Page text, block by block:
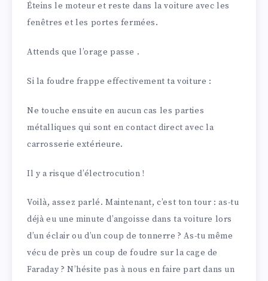
Éteins le moteur et reste dans la voiture avec les
fenêtres et les portes fermées.
Attends que l’orage passe .
Si la foudre frappe effectivement ta voiture :
Ne touche ensuite en aucun cas les parties
métalliques qui sont en contact direct avec la
carrosserie extérieure.
Il y a risque d’électrocution !
Voilà, assez parlé. Maintenant, c’est ton tour : as-tu
déjà eu une minute d’angoisse dans ta voiture lors
d’un éclair ou d’un coup de tonnerre ? As-tu même
vécu de près un coup de foudre sur la cage de
Faraday ? N’hésite pas à nous en faire part dans un